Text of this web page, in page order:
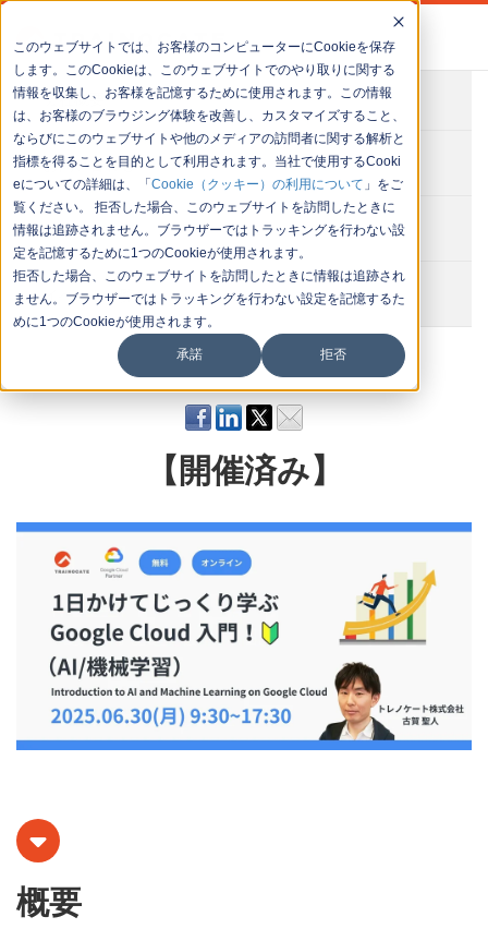
このウェブサイトでは、お客様のコンピューターにCookieを保存
します。このCookieは、このウェブサイトでのやり取りに関する
情報を収集し、お客様を記憶するために使用されます。この情報
は、お客様のブラウジング体験を改善し、カスタマイズすること、
ならびにこのウェブサイトや他のメディアの訪問者に関する解析と
指標を得ることを目的として利用されます。当社で使用するCooki
eについての詳細は、「 Cookie（クッキー）の利用について 」をご
覧ください。 拒否した場合、このウェブサイトを訪問したときに
情報は追跡されません。ブラウザーではトラッキングを行わない設
定を記憶するために1つのCookieが使用されます。
拒否した場合、このウェブサイトを訪問したときに情報は追跡され
ません。ブラウザーではトラッキングを行わない設定を記憶するた
めに1つのCookieが使用されます。
承諾 拒否
会社概要
お問い合わせ
セミナー一覧
イベント一覧
【開催済み】
概要